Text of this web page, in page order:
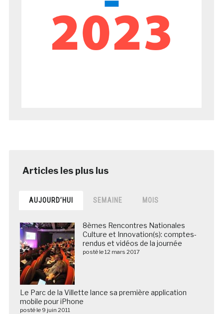
AUJOURD’HUI SEMAINE MOIS
8èmes Rencontres Nationales
Culture et Innovation(s): comptes-
rendus et vidéos de la journée
posté le 12 mars 2017
Le Parc de la Villette lance sa première application
mobile pour iPhone
posté le 9 juin 2011